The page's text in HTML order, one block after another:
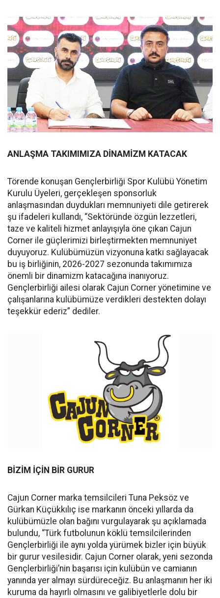
ANLAŞMA TAKIMIMIZA DİNAMİZM KATACAK
Törende konuşan Gençlerbirliği Spor Kulübü Yönetim
Kurulu Üyeleri, gerçekleşen sponsorluk
anlaşmasından duydukları memnuniyeti dile getirerek
şu ifadeleri kullandı, “Sektöründe özgün lezzetleri,
taze ve kaliteli hizmet anlayışıyla öne çıkan Cajun
Corner ile güçlerimizi birleştirmekten memnuniyet
duyuyoruz. Kulübümüzün vizyonuna katkı sağlayacak
bu iş birliğinin, 2026-2027 sezonunda takımımıza
önemli bir dinamizm katacağına inanıyoruz.
Gençlerbirliği ailesi olarak Cajun Corner yönetimine ve
çalışanlarına kulübümüze verdikleri destekten dolayı
teşekkür ederiz” dediler.
BİZİM İÇİN BİR GURUR
Cajun Corner marka temsilcileri Tuna Peksöz ve
Gürkan Küçükkılıç ise markanın önceki yıllarda da
kulübümüzle olan bağını vurgulayarak şu açıklamada
bulundu, “Türk futbolunun köklü temsilcilerinden
Gençlerbirliği ile aynı yolda yürümek bizler için büyük
bir gurur vesilesidir. Cajun Corner olarak, yeni sezonda
Gençlerbirliği’nin başarısı için kulübün ve camianın
yanında yer almayı sürdüreceğiz. Bu anlaşmanın her iki
kuruma da hayırlı olmasını ve galibiyetlerle dolu bir